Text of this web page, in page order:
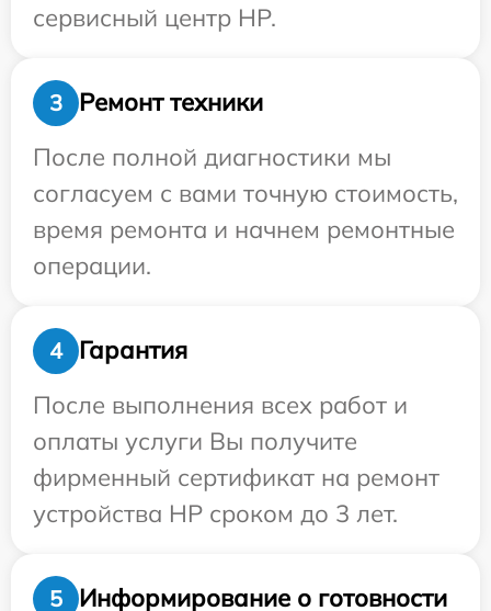
сервисный центр HP.
3
Ремонт техники
После полной диагностики мы
согласуем с вами точную стоимость,
время ремонта и начнем ремонтные
операции.
4
Гарантия
После выполнения всех работ и
оплаты услуги Вы получите
фирменный сертификат на ремонт
устройства HP сроком до 3 лет.
5 Информирование о готовности